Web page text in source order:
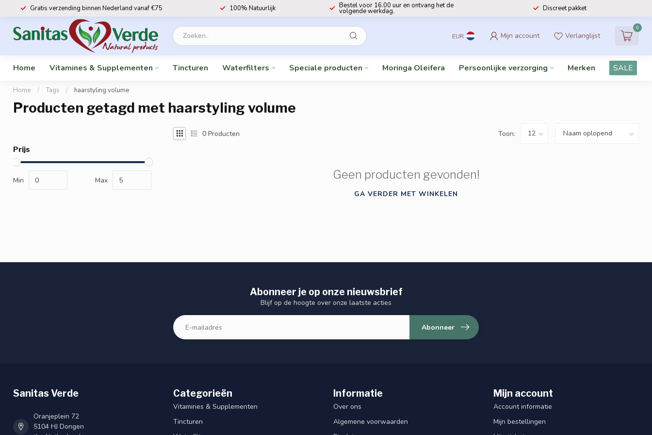
Gratis verzending binnen Nederland vanaf €75 100% Natuurlijk Bestel voor 16.00 uur en ontvang het de
volgende werkdag. Discreet pakket
EUR Mijn account Verlanglijst
0
Home Vitamines & Supplementen Tincturen Waterfilters Speciale producten Moringa Oleifera Persoonlijke verzorging Merken SALE
Home / Tags / haarstyling volume
Producten getagd met haarstyling volume
Prijs
Min Max
0 Producten Toon:
Geen producten gevonden!
GA VERDER MET WINKELEN
Abonneer je op onze nieuwsbrief
Blijf op de hoogte over onze laatste acties
Abonneer
Sanitas Verde
Oranjeplein 72
5104 HJ Dongen
Categorieën
Vitamines & Supplementen
Tincturen
Informatie
Over ons
Algemene voorwaarden
Mijn account
Account informatie
Mijn bestellingen